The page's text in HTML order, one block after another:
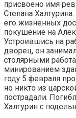
присвоено имя
Степана
его жизненных
покушение на
Устроившись на
дворец, он
столярными
минированием
году 5 февраля
но никто из
пострадали.
Халтурин с